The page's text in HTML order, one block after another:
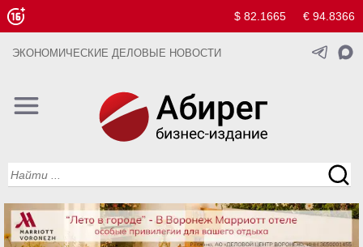
$ 82.1665 € 94.8366
ЭКОНОМИЧЕСКИЕ ДЕЛОВЫЕ НОВОСТИ